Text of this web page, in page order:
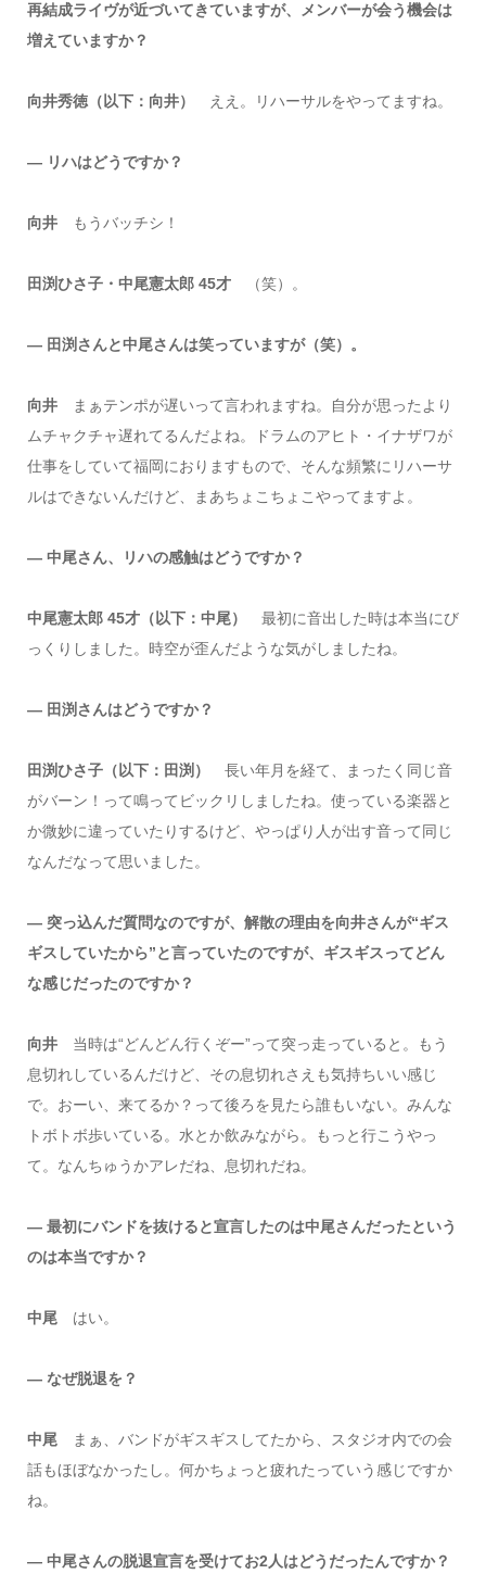
再結成ライヴが近づいてきていますが、メンバーが会う機会は
増えていますか？
向井秀徳（以下：向井） ええ。リハーサルをやってますね。
― リハはどうですか？
向井 もうバッチシ！
田渕ひさ子・中尾憲太郎 45才 （笑）。
― 田渕さんと中尾さんは笑っていますが（笑）。
向井
まぁテンポが遅いって言われますね。自分が思ったより
ムチャクチャ遅れてるんだよね。ドラムのアヒト・イナザワが
仕事をしていて福岡におりますもので、そんな頻繁にリハーサ
ルはできないんだけど、まあちょこちょこやってますよ。
― 中尾さん、リハの感触はどうですか？
中尾憲太郎 45才（以下：中尾） 最初に音出した時は本当にび
っくりしました。時空が歪んだような気がしましたね。
― 田渕さんはどうですか？
田渕ひさ子（以下：田渕） 長い年月を経て、まったく同じ音
がバーン！って鳴ってビックリしましたね。使っている楽器と
か微妙に違っていたりするけど、やっぱり人が出す音って同じ
なんだなって思いました。
― 突っ込んだ質問なのですが、解散の理由を向井さんが“ギス
ギスしていたから”と言っていたのですが、ギスギスってどん
な感じだったのですか？
向井 当時は“どんどん行くぞー”って突っ走っていると。もう
息切れしているんだけど、その息切れさえも気持ちいい感じ
で。おーい、来てるか？って後ろを見たら誰もいない。みんな
トボトボ歩いている。水とか飲みながら。もっと行こうやっ
て。なんちゅうかアレだね、息切れだね。
― 最初にバンドを抜けると宣言したのは中尾さんだったという
のは本当ですか？
中尾 はい。
― なぜ脱退を？
中尾
まぁ、バンドがギスギスしてたから、スタジオ内での会
話もほぼなかったし。何かちょっと疲れたっていう感じですか
ね。
― 中尾さんの脱退宣言を受けてお2人はどうだったんですか？